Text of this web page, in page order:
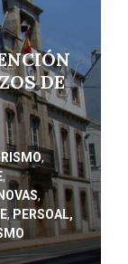
DE
,
,
NOVAS,
,PERSOAL,